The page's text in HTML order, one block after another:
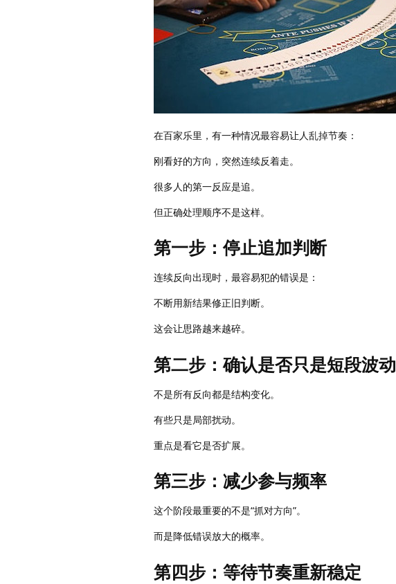
在百家乐里，有一种情况最容易让人乱掉节奏：
刚看好的方向，突然连续反着走。
很多人的第一反应是追。
但正确处理顺序不是这样。
第一步：停止追加判断
连续反向出现时，最容易犯的错误是：
不断用新结果修正旧判断。
这会让思路越来越碎。
第二步：确认是否只是短段波动
不是所有反向都是结构变化。
有些只是局部扰动。
重点是看它是否扩展。
第三步：减少参与频率
这个阶段最重要的不是“抓对方向”。
而是降低错误放大的概率。
第四步：等待节奏重新稳定